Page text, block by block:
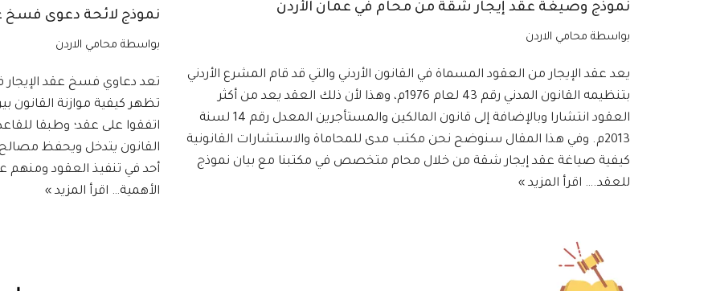
نموذج وصيغة عقد إيجار شقة من محام في عمان الأردن
بواسطة محامي الاردن
يعد عقد الإيجار من العقود المسماة في القانون الأردني والتي قد قام المشرع الأردني
بتنظيمه القانون المدني رقم 43 لعام 1976م، وهذا لأن ذلك العقد يعد من أكثر
العقود انتشارا وبالإضافة إلى قانون المالكين والمستأجرين المعدل رقم 14 لسنة
2013م. وفي هذا المقال سنوضح نحن مكتب مدى للمحاماة والاستشارات القانونية
كيفية صياغة عقد إيجار شقة من خلال محام متخصص في مكتبنا مع بيان نموذج
للعقد.… اقرأ المزيد »
نموذج لائحة دعوى فسخ عقد
بواسطة محامي الاردن
تعد دعاوي فسخ عقد الإيجار
تظهر كيفية موازنة القانون
اتفقوا على عقد؛ وطبقا
القانون يتدخل ويحفظ
أحد في تنفيذ العقود ومنهم
الأهمية… اقرأ المزيد »